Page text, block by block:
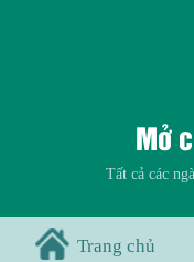
Mở
Tất cả các
Trang chủ